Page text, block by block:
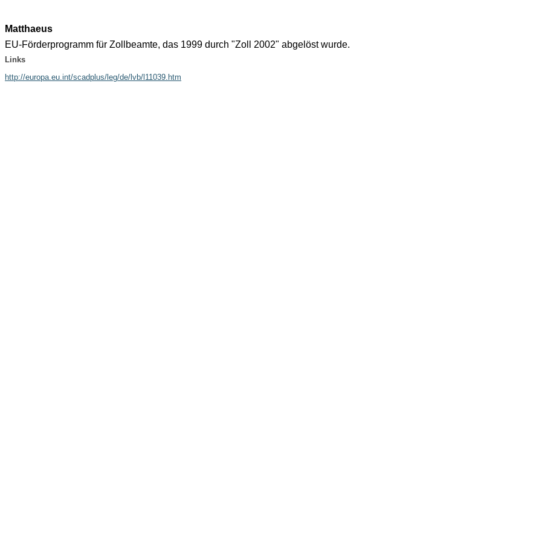
Matthaeus
EU-Förderprogramm für Zollbeamte, das 1999 durch "Zoll 2002" abgelöst wurde.
Links
http://europa.eu.int/scadplus/leg/de/lvb/l11039.htm